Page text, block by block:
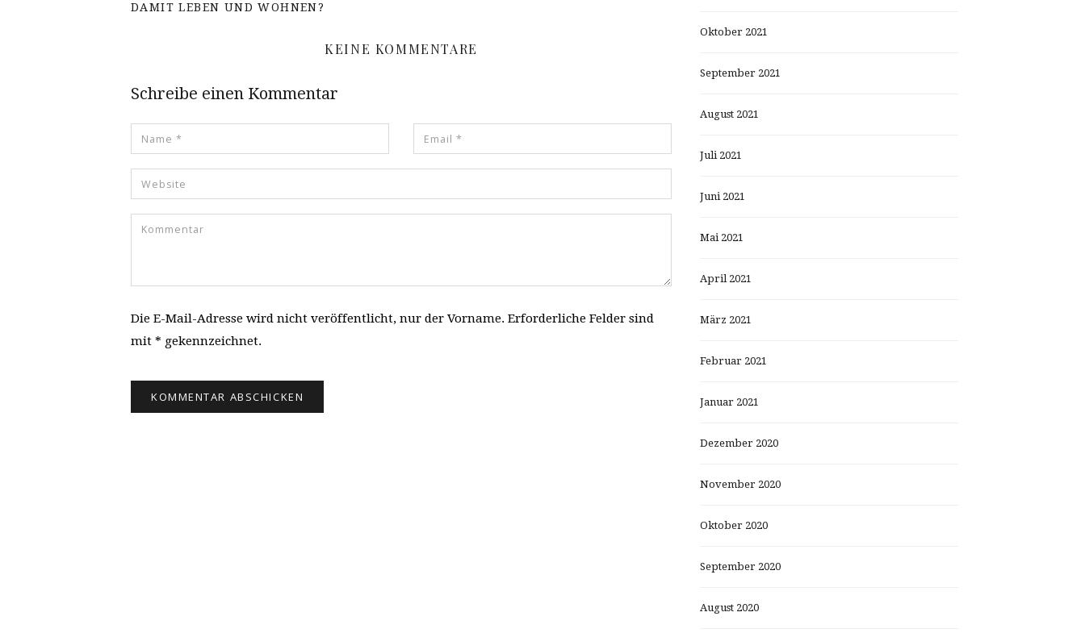
DAMIT LEBEN UND WOHNEN?
KEINE KOMMENTARE
Schreibe einen Kommentar
Die E-Mail-Adresse wird nicht veröffentlicht, nur der Vorname. Erforderliche Felder sind
mit * gekennzeichnet.
Oktober 2021
September 2021
August 2021
Juli 2021
Juni 2021
Mai 2021
April 2021
März 2021
Februar 2021
Januar 2021
Dezember 2020
November 2020
Oktober 2020
September 2020
August 2020